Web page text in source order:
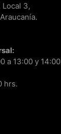
Local 3,
a 13:00 y 14:00
hrs.